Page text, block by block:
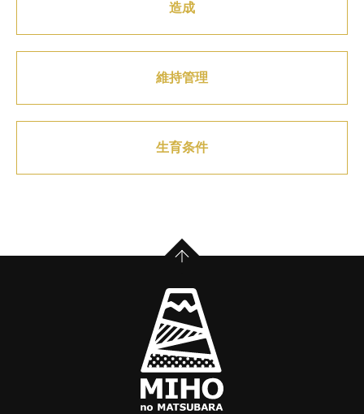
造成
維持管理
生育条件